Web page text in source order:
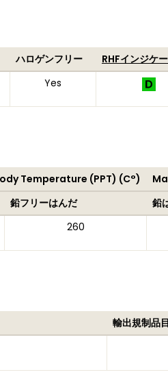
ハロゲンフリー RHFインジケ
Yes
Temperature (PPT) (C°)
鉛フリーはんだ 鉛
260
輸出規制品